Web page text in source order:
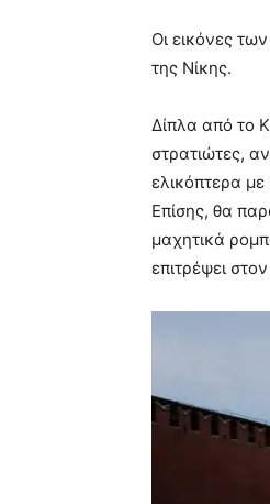
Οι εικόνες
της Νίκης.
Δίπλα από το
στρατιώτες,
ελικόπτερα
Επίσης, θα
μαχητικά
επιτρέψει